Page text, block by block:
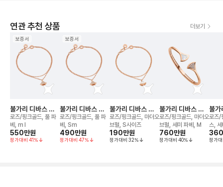
연관 추천 상품 더보기
보증서
불가리 디바스 드
림 브레이슬릿
로즈/핑크골드, 풀 파
베, m l
550만원
정가대비 41%
보증서
불가리 디바스 드
림 브레이슬릿
로즈/핑크골드, 풀 파
베, Sm
490만원
정가대비 47%
불가리 디바스 드
림 브레이슬릿
로즈/핑크골드, 마더오
브펄, S사이즈
190만원
정가대비 32%
불가리 디바스 드
림 브레이슬릿
로즈/핑크골드, 마더오
브펄, 세미 파베, M
760만원
정가대비 40%
불가
바이
로즈/
스,
정가